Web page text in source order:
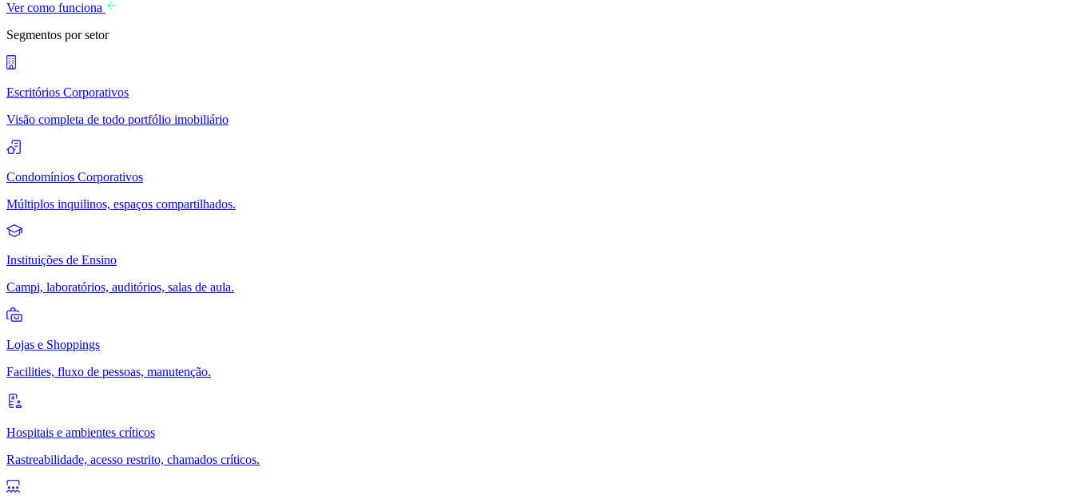
Ver como funciona
Segmentos por setor
Escritórios Corporativos
Visão completa de todo portfólio imobiliário
Condomínios Corporativos
Múltiplos inquilinos, espaços compartilhados.
Instituições de Ensino
Campi, laboratórios, auditórios, salas de aula.
Lojas e Shoppings
Facilities, fluxo de pessoas, manutenção.
Hospitais e ambientes críticos
Rastreabilidade, acesso restrito, chamados críticos.